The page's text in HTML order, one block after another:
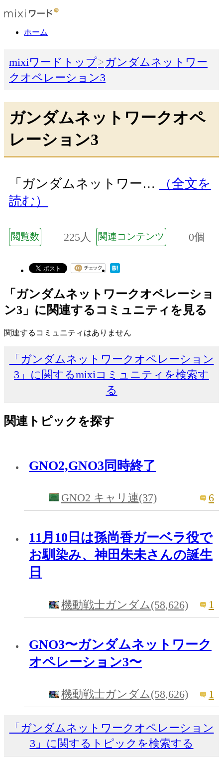
ホーム
mixiワードトップ
ガンダムネットワー
クオペレーション3
ガンダムネットワークオペ
レーション3
「ガンダムネットワー…
（全文を
読む）
閲覧数 225人 関連コンテンツ 0個
「ガンダムネットワークオペレーショ
ン3」に関連するコミュニティを見る
関連するコミュニティはありません
「ガンダムネットワークオペレーション
3」に関するmixiコミュニティを検索す
る
関連トピックを探す
GNO2,GNO3同時終了
GNO2 キャリ連(37) 6
11月10日は孫尚香ガーベラ役で
お馴染み、神田朱未さんの誕生
日
機動戦士ガンダム(58,626) 1
GNO3〜ガンダムネットワーク
オペレーション3〜
機動戦士ガンダム(58,626) 1
「ガンダムネットワークオペレーション
3」に関するトピックを検索する